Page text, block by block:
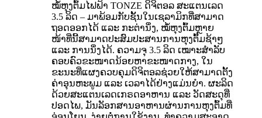
ໝໍ້ຫຸງຕົ້ມໄຟຟ້າ TONZE ດິຈິຕອລ ສະແຕນເລດ
3.5 ລິດ – ມາພ້ອມກັບຊັ້ນໃນເຊລາມິກທີ່ສາມາດ
ຖອດອອກໄດ້ ແລະ ກະຕ່ານຶ່ງ, ໝໍ້ຫຸງຕົ້ມຫຼາຍ
ໜ້າທີ່ນີ້ສາມາດປະສົມປະສານການຫຸງຕົ້ມຊ້າໆ
ແລະ ການນຶ່ງໄດ້. ຄວາມຈຸ 3.5 ລິດ ເໝາະສຳລັບ
ຄອບຄົວຂະໜາດນ້ອຍຫາຂະໜາດກາງ, ໃນ
ຂະນະທີ່ແຜງຄວບຄຸມດິຈິຕອລຊ່ວຍໃຫ້ສາມາດຕັ້ງ
ຄ່າອຸນຫະພູມ ແລະ ເວລາໄດ້ຢ່າງແມ່ນຍຳ. ຜະລິດ
ດ້ວຍສະແຕນເລດເກຣດອາຫານ ແລະ ວັດສະດຸທີ່
ປອດໄພ, ມັນລັອກສານອາຫານຜ່ານການຫຸງຕົ້ມທີ່